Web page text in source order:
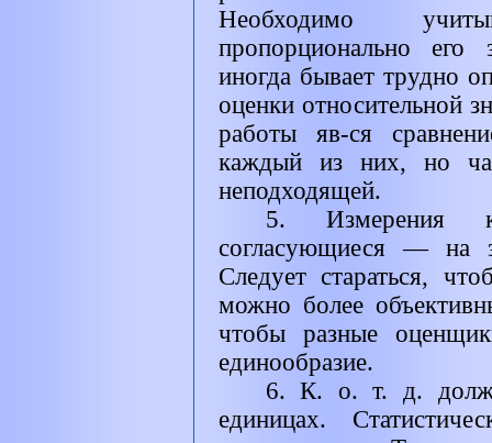
Необходимо
пропорционально его
иногда бывает трудно
оценки относительной
работы яв-ся
каждый из них, но
неподходящей.
5. Измерения
согласующиеся — на
Следует стараться,
можно более
чтобы разные
единообразие.
6. К. о. т. д.
единицах.